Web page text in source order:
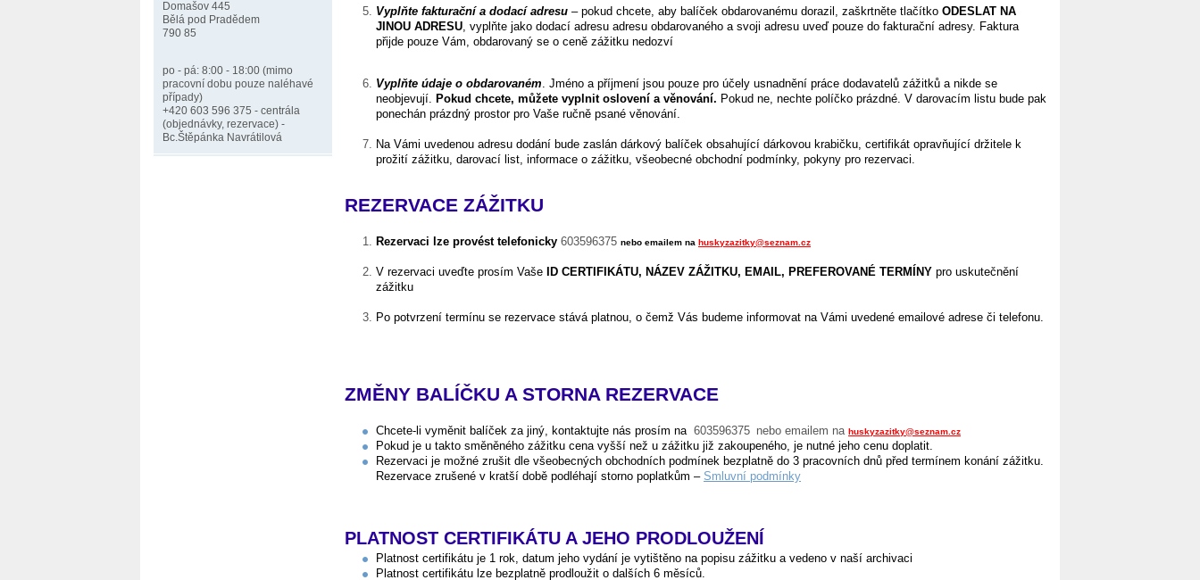
Vyplňte fakturační a dodací adresu – pokud chcete, aby balíček obdarovanému dorazil, zaškrtněte tlačítko ODESLAT NA
JINOU ADRESU , vyplňte jako dodací adresu adresu obdarovaného a svoji adresu uveď pouze do fakturační adresy. Faktura
přijde pouze Vám, obdarovaný se o ceně zážitku nedozví
Vyplňte údaje o obdarovaném . Jméno a příjmení jsou pouze pro účely usnadnění práce dodavatelů zážitků a nikde se
neobjevují. Pokud chcete, můžete vyplnit oslovení a věnování. Pokud ne, nechte políčko prázdné. V darovacím listu bude pak
ponechán prázdný prostor pro Vaše ručně psané věnování.
Na Vámi uvedenou adresu dodání bude zaslán dárkový balíček obsahující dárkovou krabičku, certifikát opravňující držitele k
prožití zážitku, darovací list, informace o zážitku, všeobecné obchodní podmínky, pokyny pro rezervaci.
REZERVACE ZÁŽITKU
Rezervaci lze provést telefonicky 603596375 nebo emailem na huskyzazitky@seznam.cz
V rezervaci uveďte prosím Vaše ID CERTIFIKÁTU, NÁZEV ZÁŽITKU, EMAIL, PREFEROVANÉ TERMÍNY pro uskutečnění
zážitku
Po potvrzení termínu se rezervace stává platnou, o čemž Vás budeme informovat na Vámi uvedené emailové adrese či telefonu.
ZMĚNY BALÍČKU A STORNA REZERVACE
Chcete-li vyměnit balíček za jiný, kontaktujte nás prosím na 603596375 nebo emailem na huskyzazitky@seznam.cz
Pokud je u takto směněného zážitku cena vyšší než u zážitku již zakoupeného, je nutné jeho cenu doplatit.
Rezervaci je možné zrušit dle všeobecných obchodních podmínek bezplatně do 3 pracovních dnů před termínem konání zážitku.
Rezervace zrušené v kratší době podléhají storno poplatkům – Smluvní podmínky
PLATNOST CERTIFIKÁTU A JEHO PRODLOUŽENÍ
Platnost certifikátu je 1 rok, datum jeho vydání je vytištěno na popisu zážitku a vedeno v naší archivaci
Platnost certifikátu lze bezplatně prodloužit o dalších 6 měsíců.
Domašov 445
Bělá pod Pradědem
790 85
po - pá: 8:00 - 18:00 (mimo
pracovní dobu pouze naléhavé
případy)
+420 603 596 375 - centrála
(objednávky, rezervace) -
Bc.Štěpánka Navrátilová